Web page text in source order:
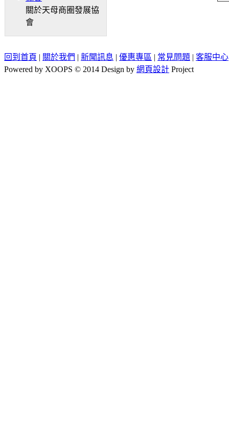
關於天母商圈發展協
會
回到首頁 | 關於我們 | 新聞訊息 | 優惠專區 | 常見問題 | 客服中心
Powered by XOOPS © 2014 Design by 網頁設計 Project